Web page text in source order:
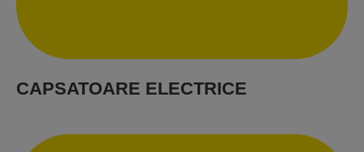
CAPSATOARE ELECTRICE